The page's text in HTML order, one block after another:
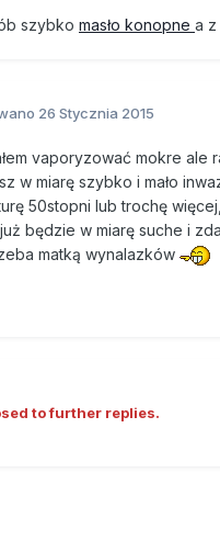
szybko masło konopne a z
26 Stycznia 2015
vaporyzować mokre ale
w miarę szybko i mało
50stopni lub trochę
będzie w miarę suche i
matką wynalazków
to further replies.